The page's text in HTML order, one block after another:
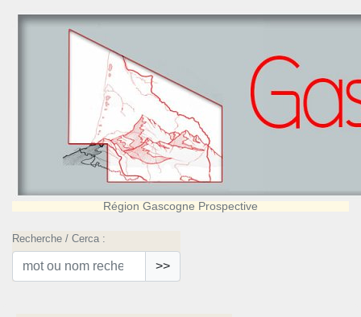
Région Gascogne Prospective
Recherche / Cerca :
>>